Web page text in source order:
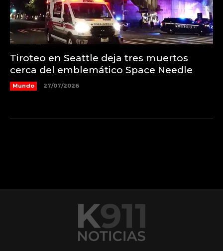
Tiroteo en Seattle deja tres muertos
cerca del emblemático Space Needle
Mundo 27/07/2026